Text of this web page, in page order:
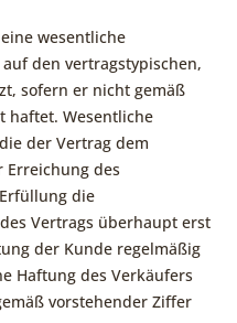
wesentliche
den vertragstypischen,
sofern er nicht gemäß
haftet. Wesentliche
der Vertrag dem
des
die
Vertrags überhaupt erst
der Kunde regelmäßig
Haftung des Verkäufers
vorstehender Ziffer